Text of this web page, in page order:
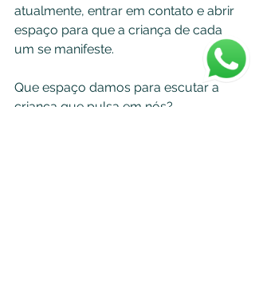
atualmente, entrar em contato e abrir
espaço para que a criança de cada
um se manifeste.
Que espaço damos para escutar a
criança que pulsa em nós?